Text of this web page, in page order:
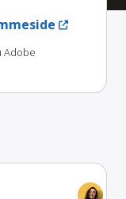
Adobe